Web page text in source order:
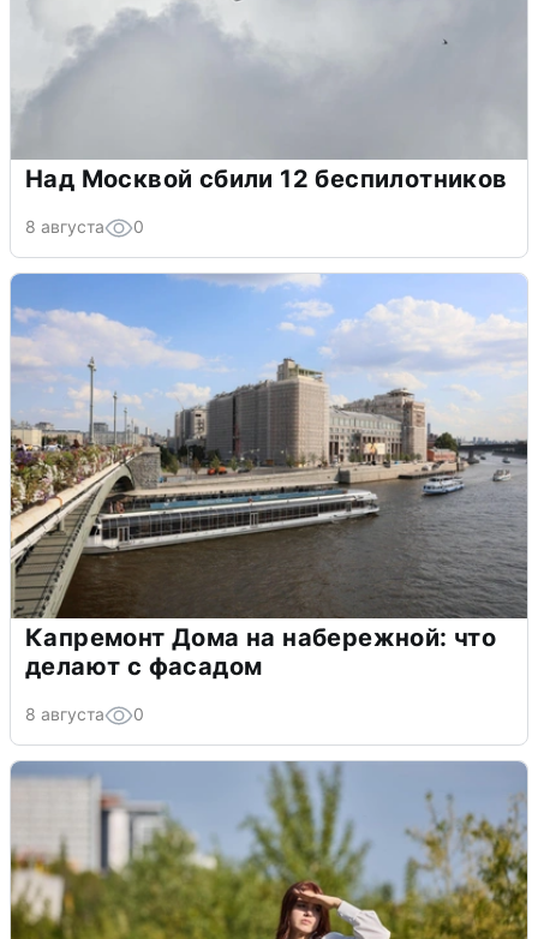
Над Москвой сбили 12 беспилотников
8 августа 0
Капремонт Дома на набережной: что
делают с фасадом
8 августа 0